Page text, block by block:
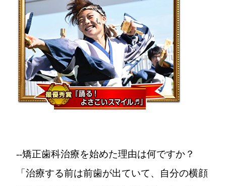
--矯正歯科治療を始めた理由は何ですか？
「治療する前は前歯が出ていて、自分の横顔